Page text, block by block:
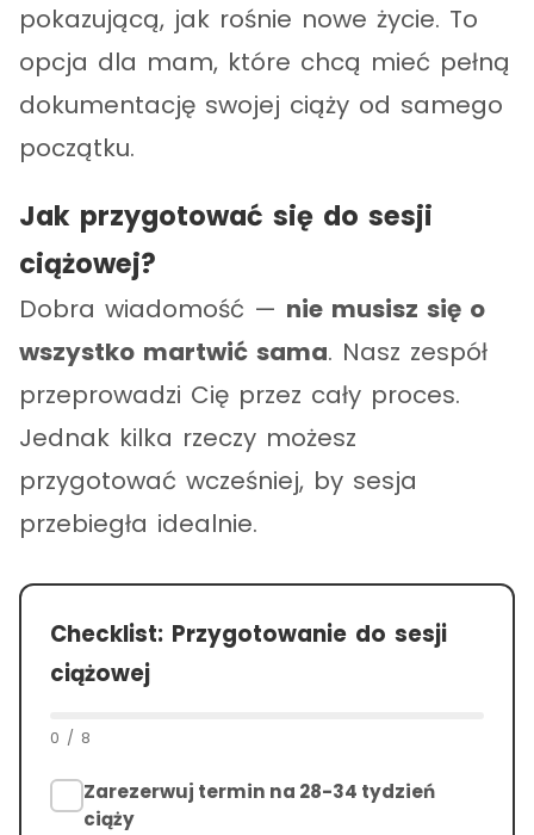
pokazującą, jak rośnie nowe życie. To
opcja dla mam, które chcą mieć pełną
dokumentację swojej ciąży od samego
początku.
Jak przygotować się do sesji
ciążowej?
Dobra wiadomość — nie musisz się o
wszystko martwić sama. Nasz zespół
przeprowadzi Cię przez cały proces.
Jednak kilka rzeczy możesz
przygotować wcześniej, by sesja
przebiegła idealnie.
Checklist: Przygotowanie do sesji
ciążowej
0 / 8
Zarezerwuj termin na 28-34 tydzień
ciąży